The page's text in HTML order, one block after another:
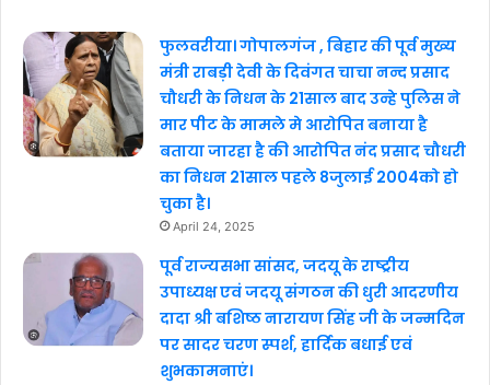
फुलवरीया। गोपालगंज , बिहार की पूर्व मुख्य
मंत्री राबड़ी देवी के दिवंगत चाचा नन्द प्रसाद
चौधरी के निधन के 21साल बाद उन्हे पुलिस ने
मार पीट के मामले मे आरोपित बनाया है
बताया जारहा है की आरोपित नंद प्रसाद चौधरी
का निधन 21साल पहले 8जुलाई 2004को हो
चुका है।
April 24, 2025
पूर्व राज्यसभा सांसद, जदयू के राष्ट्रीय
उपाध्यक्ष एवं जदयू संगठन की धुरी आदरणीय
दादा श्री बशिष्ठ नारायण सिंह जी के जन्मदिन
पर सादर चरण स्पर्श, हार्दिक बधाई एवं
शुभकामनाएं।